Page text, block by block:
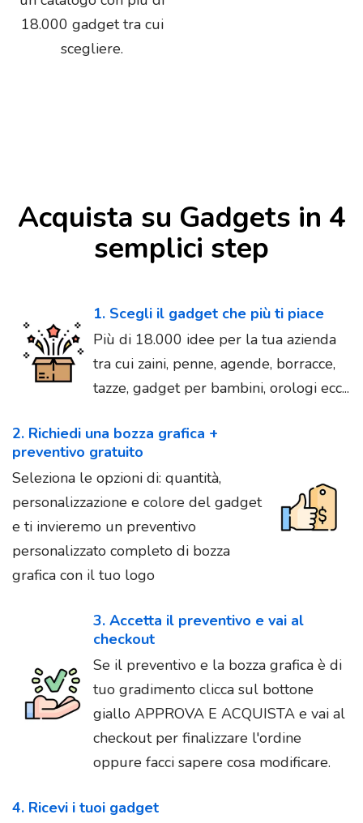
18.000 gadget tra cui
scegliere.
Acquista su Gadgets in 4
semplici step
1. Scegli il gadget che più ti piace
Più di 18.000 idee per la tua azienda
tra cui zaini, penne, agende, borracce,
tazze, gadget per bambini, orologi ecc...
2. Richiedi una bozza grafica +
preventivo gratuito
Seleziona le opzioni di: quantità,
personalizzazione e colore del gadget
e ti invieremo un preventivo
personalizzato completo di bozza
grafica con il tuo logo
3. Accetta il preventivo e vai al
checkout
Se il preventivo e la bozza grafica è di
tuo gradimento clicca sul bottone
giallo APPROVA E ACQUISTA e vai al
checkout per finalizzare l'ordine
oppure facci sapere cosa modificare.
4. Ricevi i tuoi gadget